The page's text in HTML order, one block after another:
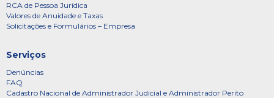
RCA de Pessoa Jurídica
Valores de Anuidade e Taxas
Solicitações e Formulários – Empresa
Serviços
Denúncias
FAQ
Cadastro Nacional de Administrador Judicial e Administrador Perito